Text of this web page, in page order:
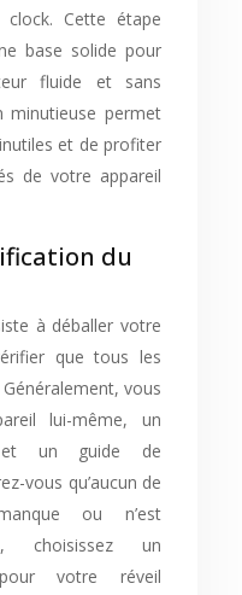
Cette étape
base solide pour
fluide et sans
minutieuse permet
et de profiter
de votre appareil
du
à déballer votre
que tous les
vous
lui-même, un
et un guide de
vous qu’aucun de
ou n’est
choisissez un
votre réveil